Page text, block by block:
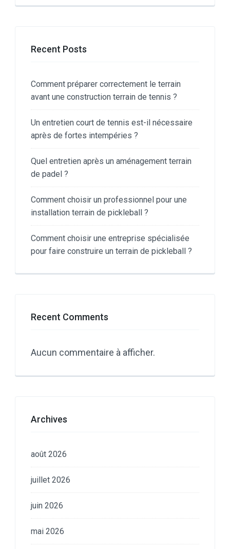
Recent Posts
Comment préparer correctement le terrain
avant une construction terrain de tennis ?
Un entretien court de tennis est-il nécessaire
après de fortes intempéries ?
Quel entretien après un aménagement terrain
de padel ?
Comment choisir un professionnel pour une
installation terrain de pickleball ?
Comment choisir une entreprise spécialisée
pour faire construire un terrain de pickleball ?
Recent Comments
Aucun commentaire à afficher.
Archives
août 2026
juillet 2026
juin 2026
mai 2026